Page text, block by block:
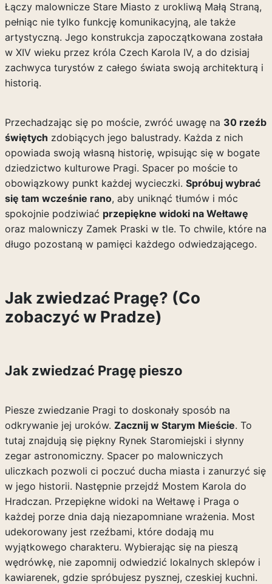
Łączy malownicze Stare Miasto z urokliwą Małą Straną,
pełniąc nie tylko funkcję komunikacyjną, ale także
artystyczną. Jego konstrukcja zapoczątkowana została
w XIV wieku przez króla Czech Karola IV, a do dzisiaj
zachwyca turystów z całego świata swoją architekturą i
historią.
Przechadzając się po moście, zwróć uwagę na 30 rzeźb
świętych zdobiących jego balustrady. Każda z nich
opowiada swoją własną historię, wpisując się w bogate
dziedzictwo kulturowe Pragi. Spacer po moście to
obowiązkowy punkt każdej wycieczki. Spróbuj wybrać
się tam wcześnie rano, aby uniknąć tłumów i móc
spokojnie podziwiać przepiękne widoki na Wełtawę
oraz malowniczy Zamek Praski w tle. To chwile, które na
długo pozostaną w pamięci każdego odwiedzającego.
Jak zwiedzać Pragę? (Co
zobaczyć w Pradze)
Jak zwiedzać Pragę pieszo
Piesze zwiedzanie Pragi to doskonały sposób na
odkrywanie jej uroków. Zacznij w Starym Mieście. To
tutaj znajdują się piękny Rynek Staromiejski i słynny
zegar astronomiczny. Spacer po malowniczych
uliczkach pozwoli ci poczuć ducha miasta i zanurzyć się
w jego historii. Następnie przejdź Mostem Karola do
Hradczan. Przepiękne widoki na Wełtawę i Praga o
każdej porze dnia dają niezapomniane wrażenia. Most
udekorowany jest rzeźbami, które dodają mu
wyjątkowego charakteru. Wybierając się na pieszą
wędrówkę, nie zapomnij odwiedzić lokalnych sklepów i
kawiarenek, gdzie spróbujesz pysznej, czeskiej kuchni.